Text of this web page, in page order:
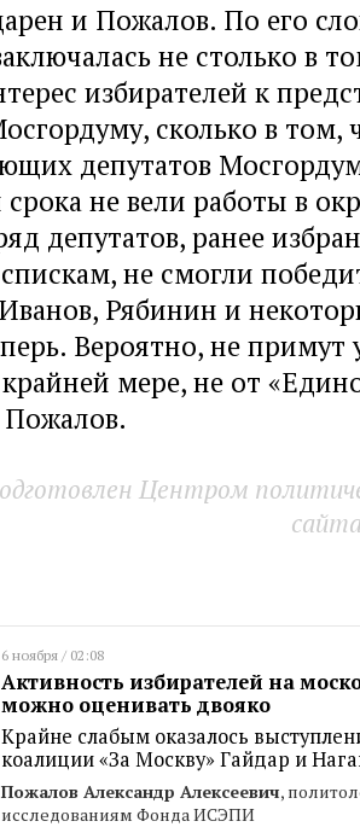
и Пожалов. По его
не столько в
избирателей к
сколько в том,
депутатов
не вели работы в
депутатов, ранее
не смогли
Рябинин и
Вероятно, не примут
мере, не от
Центром
6 ноября / 02:08
Активность избирателей на
можно оценивать двояко
Крайне слабым оказалось
коалиции «За Москву» Гайдар и
Пожалов Александр Алексеевич,
исследованиям Фонда ИСЭПИ